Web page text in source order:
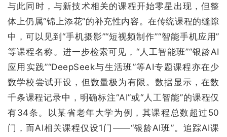
与此同时，与新技术相关的课程开始零星出现，但整
体上仍属“锦上添花”的补充性内容。在传统课程的缝隙
中，可以见到“手机摄影”“短视频制作”“智能手机应用”
等课程名称。进一步检索可见，“人工智能班”“银龄AI
应用实践”“DeepSeek与生活班”等AI专题课程亦在少
数学校尝试开设，但数量极为有限。数据显示，在数
千条课程记录中，明确标注“AI”或“人工智能”的课程仅
有34条。以某省老年大学为例，其课程总数超过50
门，而AI相关课程仅设1门——“银龄AI班”。追踪AI课